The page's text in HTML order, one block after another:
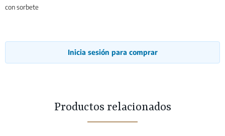
con sorbete
Inicia sesión para comprar
Productos relacionados